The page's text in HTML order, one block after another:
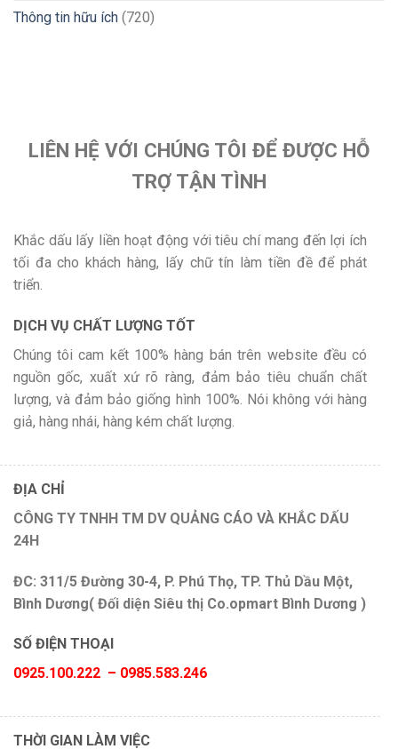
Thông tin hữu ích (720)
LIÊN HỆ VỚI CHÚNG TÔI ĐỂ ĐƯỢC HỖ
TRỢ TẬN TÌNH
Khắc dấu lấy liền hoạt động với tiêu chí mang đến lợi ích
tối đa cho khách hàng, lấy chữ tín làm tiền đề để phát
triển.
DỊCH VỤ CHẤT LƯỢNG TỐT
Chúng tôi cam kết 100% hàng bán trên website đều có
nguồn gốc, xuất xứ rõ ràng, đảm bảo tiêu chuẩn chất
lượng, và đảm bảo giống hình 100%. Nói không với hàng
giả, hàng nhái, hàng kém chất lượng.
ĐỊA CHỈ
CÔNG TY TNHH TM DV QUẢNG CÁO VÀ KHẮC DẤU
24H
ĐC: 311/5 Đường 30-4, P. Phú Thọ, TP. Thủ Dầu Một,
Bình Dương( Đối diện Siêu thị Co.opmart Bình Dương )
SỐ ĐIỆN THOẠI
0925.100.222 – 0985.583.246
THỜI GIAN LÀM VIỆC